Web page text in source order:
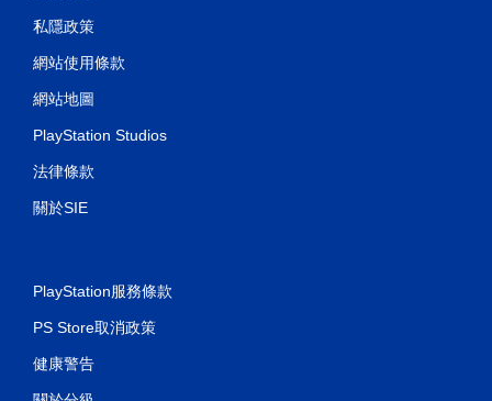
私隱政策
網站使用條款
網站地圖
PlayStation Studios
法律條款
關於SIE
PlayStation服務條款
PS Store取消政策
健康警告